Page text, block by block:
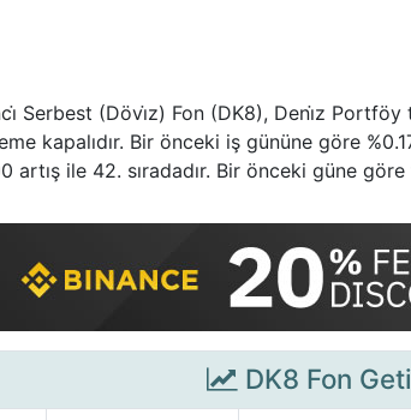
Serbest (Dövi̇z) Fon (DK8), Deni̇z
kapalıdır. Bir önceki iş gününe göre
ile 42. sıradadır. Bir önceki güne
DK8 Fon